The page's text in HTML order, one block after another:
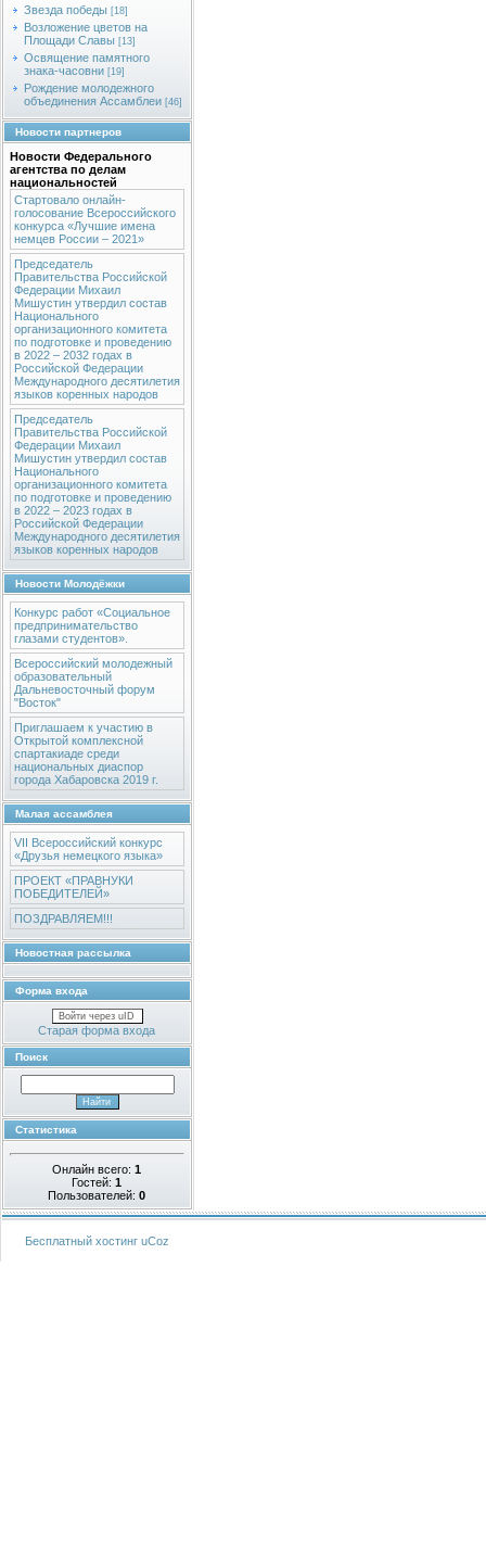
Звезда победы [18]
Возложение цветов на
Площади Славы [13]
Освящение памятного
знака-часовни [19]
Рождение молодежного
объединения Ассамблеи [46]
Новости партнеров
Новости Федерального
агентства по делам
национальностей
Стартовало онлайн-
голосование Всероссийского
конкурса «Лучшие имена
немцев России – 2021»
Председатель
Правительства Российской
Федерации Михаил
Мишустин утвердил состав
Национального
организационного комитета
по подготовке и проведению
в 2022 – 2032 годах в
Российской Федерации
Международного десятилетия
языков коренных народов
Председатель
Правительства Российской
Федерации Михаил
Мишустин утвердил состав
Национального
организационного комитета
по подготовке и проведению
в 2022 – 2023 годах в
Российской Федерации
Международного десятилетия
языков коренных народов
Новости Молодёжки
Конкурс работ «Социальное
предпринимательство
глазами студентов».
Всероссийский молодежный
образовательный
Дальневосточный форум
"Восток"
Приглашаем к участию в
Открытой комплексной
спартакиаде среди
национальных диаспор
города Хабаровска 2019 г.
Малая ассамблея
VII Всероссийский конкурс
«Друзья немецкого языка»
ПРОЕКТ «ПРАВНУКИ
ПОБЕДИТЕЛЕЙ»
ПОЗДРАВЛЯЕМ!!!
Новостная рассылка
Форма входа
Войти через uID
Старая форма входа
Поиск
Статистика
Онлайн всего:1
Гостей:1
Пользователей:0
Бесплатный хостинг uCoz